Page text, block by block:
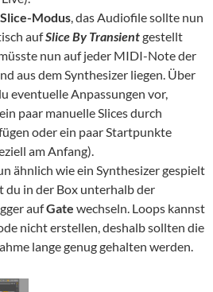
Slice-Modus, das Audiofile sollte nun
aufSlice By Transientgestellt
nun auf jeder MIDI-Note der
aus dem Synthesizer liegen. Über
eventuelle Anpassungen vor,
paar manuelle Slices durch
oder ein paar Startpunkte
am Anfang).
ähnlich wie ein Synthesizer gespielt
du in der Box unterhalb der
aufGate wechseln. Loops kannst
nicht erstellen, deshalb sollten die
lange genug gehalten werden.